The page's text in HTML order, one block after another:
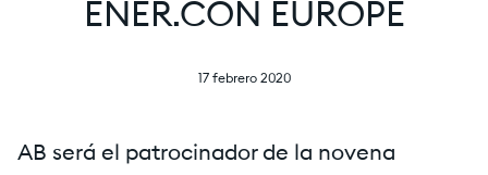
ENER.CON EUROPE
17 febrero 2020
AB será el patrocinador de la novena